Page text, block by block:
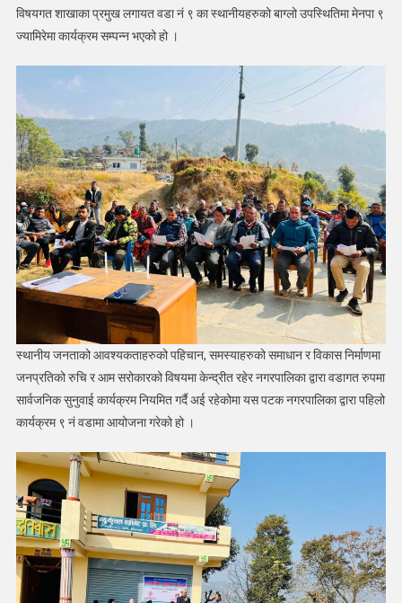
सार्बजनिक
विषयगत शाखाका प्रमुख लगायत वडा नं ९ का स्थानीयहरुको बाग्लो उपस्थितिमा मेनपा ९
ज्यामिरेमा कार्यक्रम सम्पन्न भएको हो ।
स्थानीय जनताको आवश्यकताहरुको पहिचान, समस्याहरुको समाधान र विकास निर्माणमा
जनप्रतिको रुचि र आम सरोकारको विषयमा केन्द्रीत रहेर नगरपालिका द्वारा वडागत रुपमा
सार्वजनिक सुनुवाई कार्यक्रम नियमित गर्दै अई रहेकोमा यस पटक नगरपालिका द्वारा पहिलो
कार्यक्रम ९ नं वडामा आयोजना गरेको हो ।